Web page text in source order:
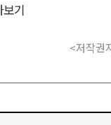
기
<저작권